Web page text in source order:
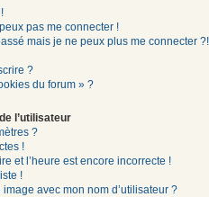
pas me connecter !
mais je ne peux plus me connecter ?!
?
du forum » ?
l’utilisateur
?
!
et l’heure est encore incorrecte !
!
avec mon nom d’utilisateur ?